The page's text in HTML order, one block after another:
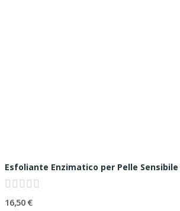
Esfoliante Enzimatico per Pelle Sensibile
16,50 €